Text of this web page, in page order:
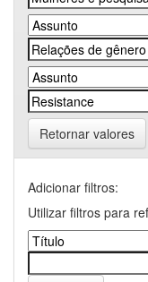
Retornar valores
Adicionar filtros:
Utilizar filtros para